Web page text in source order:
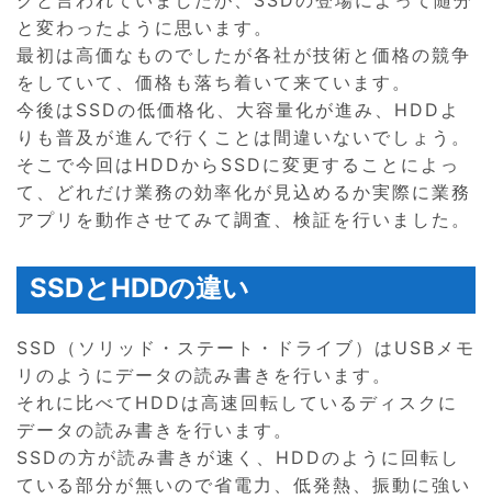
と変わったように思います。
最初は高価なものでしたが各社が技術と価格の競争
をしていて、価格も落ち着いて来ています。
今後はSSDの低価格化、大容量化が進み、HDDよ
りも普及が進んで行くことは間違いないでしょう。
そこで今回はHDDからSSDに変更することによっ
て、どれだけ業務の効率化が見込めるか実際に業務
アプリを動作させてみて調査、検証を行いました。
SSDとHDDの違い
SSD（ソリッド・ステート・ドライブ）はUSBメモ
リのようにデータの読み書きを行います。
それに比べてHDDは高速回転しているディスクに
データの読み書きを行います。
SSDの方が読み書きが速く、HDDのように回転し
ている部分が無いので省電力、低発熱、振動に強い